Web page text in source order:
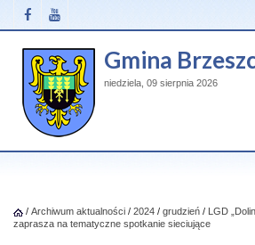
Gmina
niedziela, 09 sierpnia 2026
/ Archiwum aktualności / 2024 / grudzień / LGD
zaprasza na tematyczne spotkanie sieciujące